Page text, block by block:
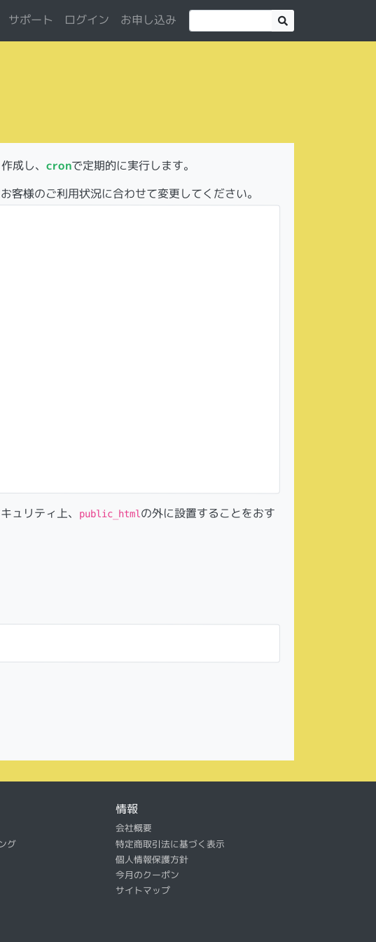
サポート ログイン お申し込み
成し、cronで定期的に実行します。
様のご利用状況に合わせて変更してください。
ュリティ上、 public_htmlの外に設置することをおす
グ
情報
会社概要
特定商取引法に基づく表示
個人情報保護方針
今月のクーポン
サイトマップ